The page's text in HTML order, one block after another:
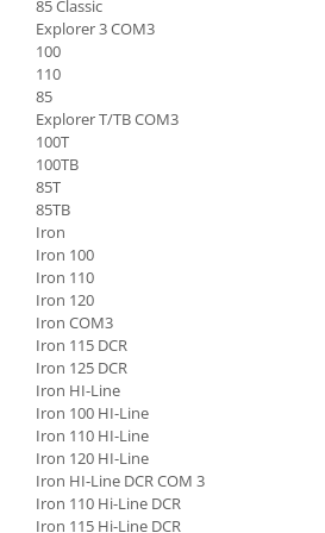
Ulei transmisie
Ulei de frana
Uleiuri speciale
Consumabile service
Vaseline
Spray service
Scule service
Spray vopsea
Solutii Reparatii
Solutii intretinere
Pasta curatat mainile
Solutii indepartat uleiul
Piese cabina
Maneta schimbator
Chei
Maneta inversor
Piese Bucher Municipal
Piese Bruunet
Piese Boschung
Piese Bolinder-Munktell
Piese Boki
Piese Belloli
Piese Audureau
Piese Akerman
Pellenc
Piese Bimex
Piese Herkules
Piese Solaris
Piese Wirtgen
Piese MFH
85 Classic
Explorer 3 COM3
100
110
85
Explorer T/TB COM3
100T
100TB
85T
85TB
Iron
Iron 100
Iron 110
Iron 120
Iron COM3
Iron 115 DCR
Iron 125 DCR
Iron HI-Line
Iron 100 HI-Line
Iron 110 HI-Line
Iron 120 HI-Line
Iron HI-Line DCR COM 3
Iron 110 Hi-Line DCR
Iron 115 Hi-Line DCR